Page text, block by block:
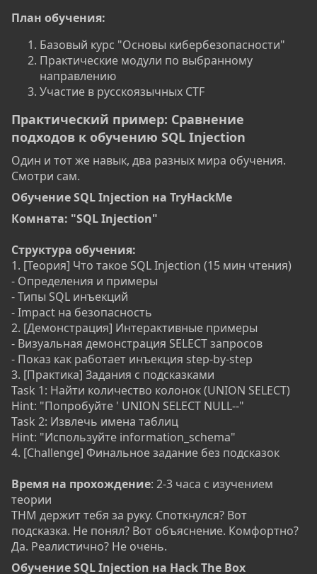
План обучения:
Базовый курс "Основы кибербезопасности"
Практические модули по выбранному
направлению
Участие в русскоязычных CTF
Практический пример: Сравнение
подходов к обучению SQL Injection​
Один и тот же навык, два разных мира обучения.
Смотри сам.
Обучение SQL Injection на TryHackMe​
Комната: "SQL Injection"
Структура обучения:
1. [Теория] Что такое SQL Injection (15 мин чтения)
- Определения и примеры
- Типы SQL инъекций
- Impact на безопасность
2. [Демонстрация] Интерактивные примеры
- Визуальная демонстрация SELECT запросов
- Показ как работает инъекция step-by-step
3. [Практика] Задания с подсказками
Task 1: Найти количество колонок (UNION SELECT)
Hint: "Попробуйте ' UNION SELECT NULL--"
Task 2: Извлечь имена таблиц
Hint: "Используйте information_schema"
4. [Challenge] Финальное задание без подсказок
Время на прохождение: 2-3 часа с изучением
теории
THM держит тебя за руку. Споткнулся? Вот
подсказка. Не понял? Вот объяснение. Комфортно?
Да. Реалистично? Не очень.
Обучение SQL Injection на Hack The Box​